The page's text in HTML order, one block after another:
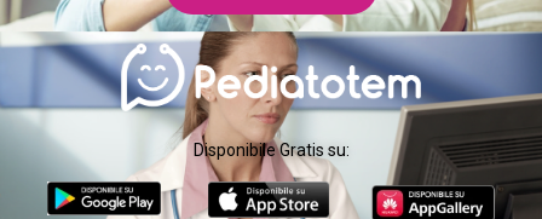
Disponibile Gratis su: